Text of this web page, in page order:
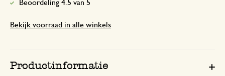
Beoordeling 4.5 van 5
Bekijk voorraad in alle winkels
Productinformatie